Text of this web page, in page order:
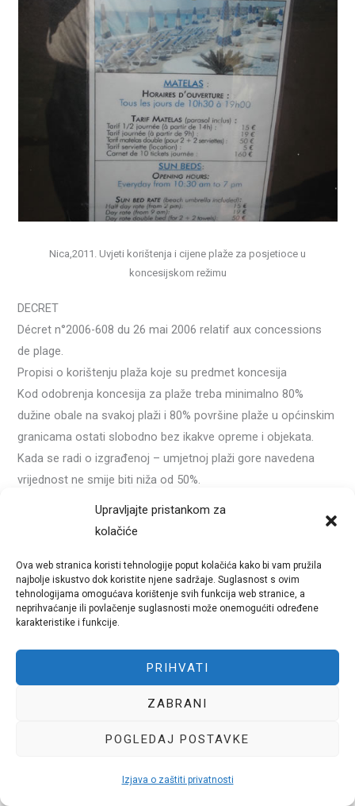
Upravljajte pristankom za
kolačiće
Ova web stranica koristi tehnologije poput kolačića kako bi vam pružila
najbolje iskustvo dok koristite njene sadržaje. Suglasnost s ovim
tehnologijama omogućava korištenje svih funkcija web stranice, a
neprihvaćanje ili povlačenje suglasnosti može onemogućiti određene
karakteristike i funkcije.
PRIHVATI
ZABRANI
POGLEDAJ POSTAVKE
Izjava o zaštiti privatnosti
Nica,2011. Uvjeti korištenja i cijene plaže za posjetioce u
koncesijskom režimu
DECRET
Décret n°2006-608 du 26 mai 2006 relatif aux concessions
de plage.
Propisi o korištenju plaža koje su predmet koncesija
Kod odobrenja koncesija za plaže treba minimalno 80%
dužine obale na svakoj plaži i 80% površine plaže u općinskim
granicama ostati slobodno bez ikakve opreme i objekata.
Kada se radi o izgrađenoj – umjetnoj plaži gore navedena
vrijednost ne smije biti niža od 50%.
Koncesionar može na temelju sporazuma o korištenju plaže
povjeriti u cijelosti ili djelomično obavljanje djelatnosti kao i
naplatu odgovarajućih prihoda kooperantu ili kooperantima. U
tom slučaju koncesionar i dalje ostaje osobno odgovoran
kako prema Državi tako i prema trećim licima za izvršavanje
svih obveza u vezi nadzora, opremanja, zaštite (očuvanja) i
održavanja u skladu s ugovorom o koncesiji.